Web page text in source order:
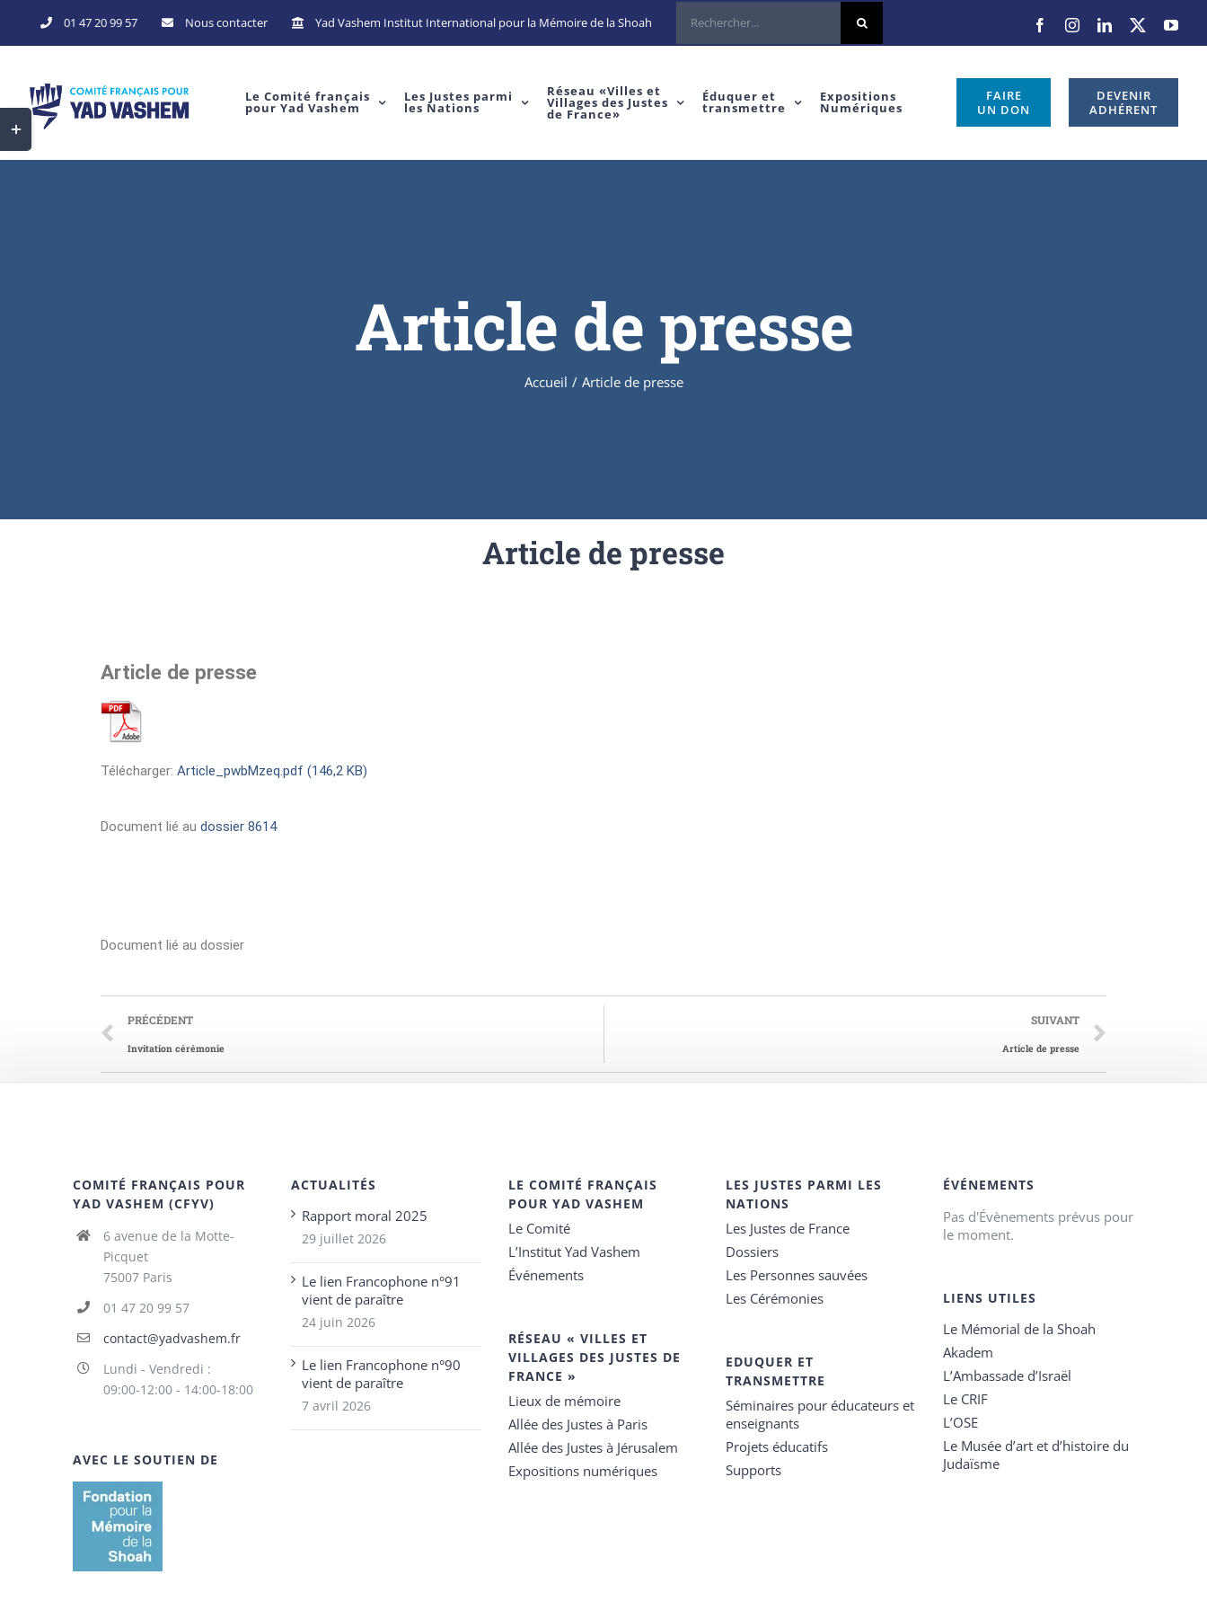
01 47 20 99 57 Nous contacter Yad Vashem Institut International pour la Mémoire de la Shoah
Le Comité français
pour Yad Vashem
Les Justes parmi
les Nations
Réseau «Villes et
Villages des Justes
de France»
Éduquer et
transmettre
Expositions
Numériques
FAIRE
UN DON
DEVENIR
ADHÉRENT
Article de presse
Accueil / Article de presse
Article de presse
Article de presse
Télécharger: Article_pwbMzeq.pdf (146,2 KB)
Document lié au dossier 8614
Document lié au dossier
PRÉCÉDENT
Invitation cérémonie
SUIVANT
Article de presse
COMITÉ FRANÇAIS POUR
YAD VASHEM (CFYV)
6 avenue de la Motte-
Picquet
75007 Paris
01 47 20 99 57
contact@yadvashem.fr
Lundi - Vendredi :
09:00-12:00 - 14:00-18:00
AVEC LE SOUTIEN DE
ACTUALITÉS
Rapport moral 2025
29 juillet 2026
Le lien Francophone n°91
vient de paraître
24 juin 2026
Le lien Francophone n°90
vient de paraître
7 avril 2026
LE COMITÉ FRANÇAIS
POUR YAD VASHEM
Le Comité
L’Institut Yad Vashem
Événements
RÉSEAU « VILLES ET
VILLAGES DES JUSTES DE
FRANCE »
Lieux de mémoire
Allée des Justes à Paris
Allée des Justes à Jérusalem
Expositions numériques
LES JUSTES PARMI LES
NATIONS
Les Justes de France
Dossiers
Les Personnes sauvées
Les Cérémonies
EDUQUER ET
TRANSMETTRE
Séminaires pour éducateurs et
enseignants
Projets éducatifs
Supports
ÉVÉNEMENTS
Pas d'Évènements prévus pour
le moment.
LIENS UTILES
Le Mémorial de la Shoah
Akadem
L’Ambassade d’Israël
Le CRIF
L’OSE
Le Musée d’art et d’histoire du
Judaïsme